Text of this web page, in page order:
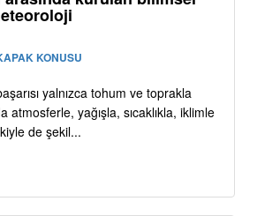
KONUSU
yalnızca tohum ve toprakla
atmosferle, yağışla, sıcaklıkla, iklimle
de şekil...